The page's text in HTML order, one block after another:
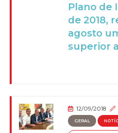
Plano de
de 2018,
agosto
superior
12/09/2018
GERAL